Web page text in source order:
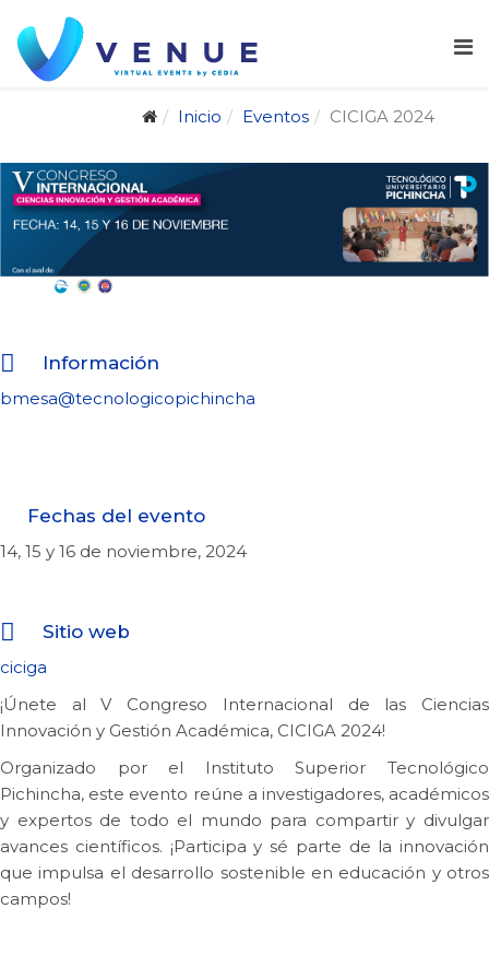
Inicio Eventos CICIGA 2024
Información
bmesa@tecnologicopichincha
Fechas del evento
14, 15 y 16 de noviembre, 2024
Sitio web
ciciga
¡Únete al V Congreso Internacional de las Ciencias
Innovación y Gestión Académica, CICIGA 2024!
Organizado por el Instituto Superior Tecnológico
Pichincha, este evento reúne a investigadores, académicos
y expertos de todo el mundo para compartir y divulgar
avances científicos. ¡Participa y sé parte de la innovación
que impulsa el desarrollo sostenible en educación y otros
campos!